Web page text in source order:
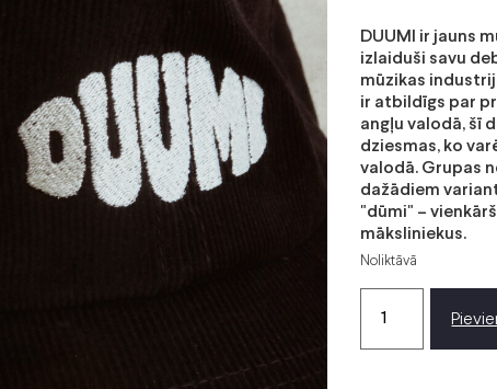
DUUMI ir jauns
izlaiduši savu
mūzikas
ir atbildīgs par
angļu valodā, šī
dziesmas, ko
valodā. Grupas
dažādiem
"dūmi" –
māksliniekus.
Noliktāvā